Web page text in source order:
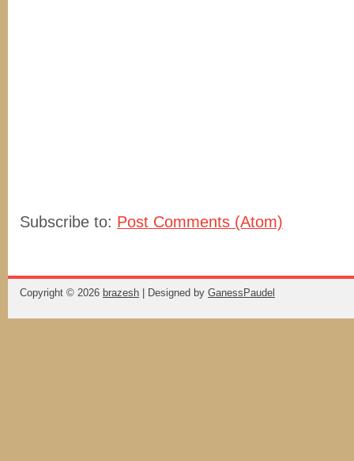
Subscribe to: Post Comments (Atom)
Copyright © 2026 brazesh | Designed by GanessPaudel